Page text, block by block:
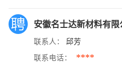
安徽名士达新材料有限
联系人： 邱芳
联系电话： ****